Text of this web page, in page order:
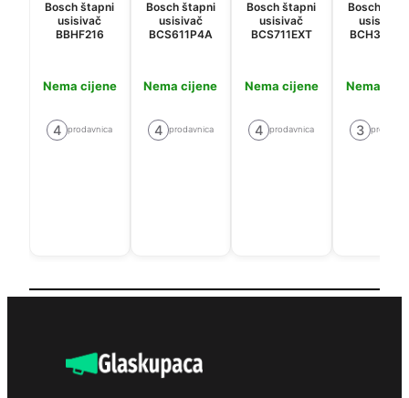
Bosch štapni
usisivač
BBHF216
Nema cijene
4 prodavnica
Bosch štapni
usisivač
BCS611P4A
Nema cijene
4 prodavnica
Bosch štapni
usisivač
BCS711EXT
Nema cijene
4 prodavnica
Bosch
usisavač
Nema
3